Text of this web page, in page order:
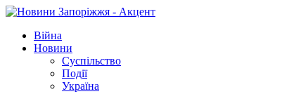
Війна
Новини
Суспільство
Події
Україна